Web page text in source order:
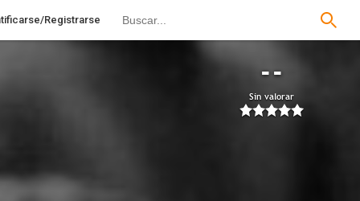
Registrarse
--
Sin valorar